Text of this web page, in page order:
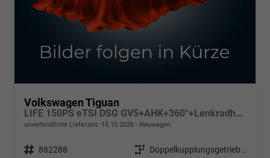
Volkswagen Tiguan
LIFE 150PS eTSI DSG GV5+AHK+360°+Lenkradheiz+IQ.Drive+ACC+App+eHeck+LED
unverbindliche Lieferzeit: 15.10.2026 Neuwagen
Fahrzeugnr. 882288 Getriebe
Doppelkupplungsgetriebe (DSG)